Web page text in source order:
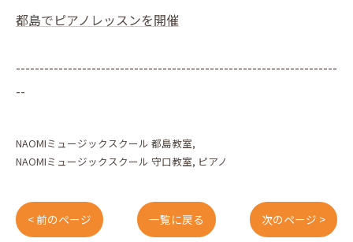
都島でピアノレッスンを開催
--------------------------------------------------------------------
--
NAOMIミュージックスクール 都島教室
NAOMIミュージックスクール 守口教室 ピアノ
< 前のページ 一覧に戻る 次のページ >